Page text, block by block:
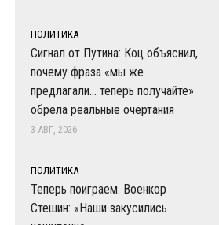
ПОЛИТИКА
Сигнал от Путина: Коц объяснил,
почему фраза «мы же
предлагали… теперь получайте»
обрела реальные очертания
3 АВГ, 2026
ПОЛИТИКА
Теперь поиграем. Военкор
Стешин: «Наши закусились